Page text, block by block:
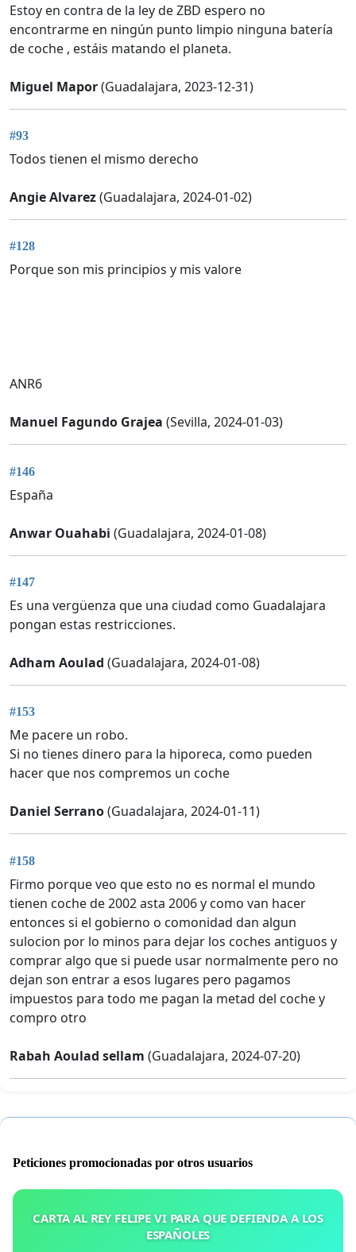
Estoy en contra de la ley de ZBD espero no
encontrarme en ningún punto limpio ninguna batería
de coche , estáis matando el planeta.
Miguel Mapor(Guadalajara, 2023-12-31)
#93
Todos tienen el mismo derecho
Angie Alvarez(Guadalajara, 2024-01-02)
#128
Porque son mis principios y mis valore
ANR6
Manuel Fagundo Grajea (Sevilla, 2024-01-03)
#146
España
Anwar Ouahabi (Guadalajara, 2024-01-08)
#147
Es una vergüenza que una ciudad como Guadalajara
pongan estas restricciones.
Adham Aoulad (Guadalajara, 2024-01-08)
#153
Me pacere un robo.
Si no tienes dinero para la hiporeca, como pueden
hacer que nos compremos un coche
Daniel Serrano(Guadalajara, 2024-01-11)
#158
Firmo porque veo que esto no es normal el mundo
tienen coche de 2002 asta 2006 y como van hacer
entonces si el gobierno o comonidad dan algun
sulocion por lo minos para dejar los coches antiguos y
comprar algo que si puede usar normalmente pero no
dejan son entrar a esos lugares pero pagamos
impuestos para todo me pagan la metad del coche y
compro otro
Rabah Aoulad sellam (Guadalajara, 2024-07-20)
Peticiones promocionadas por otros usuarios
CARTA AL REY FELIPE VI PARA QUE DEFIENDA A LOS
ESPAÑOLES